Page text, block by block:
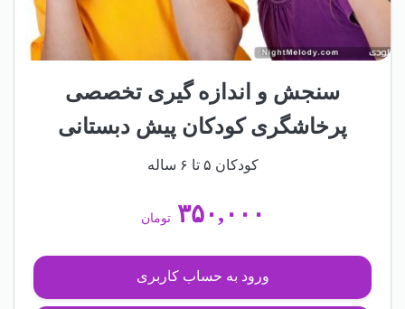
سنجش و اندازه گیری تخصصی
پرخاشگری کودکان پیش دبستانی
کودکان ۵ تا ۶ ساله
۳۵۰,۰۰۰ تومان
ورود به حساب کاربری